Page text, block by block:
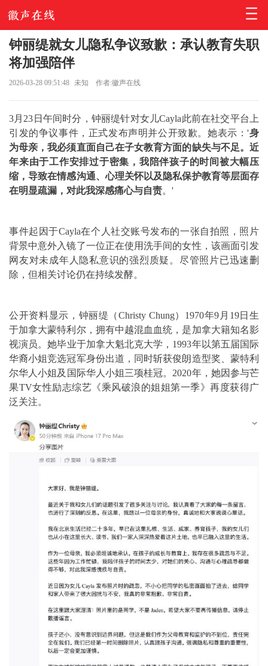
钟丽缇就女儿隐私争议致歉：承认教育失职
将加强陪伴
2026-03-28 09:51:48 未知 作者:徽声在线
3月23日午间时分，钟丽缇针对女儿Cayla此前在社交平台上
引发的争议事件，正式发布声明并公开致歉。她表示：'身
为母亲，我必须直面自己在子女教育方面的缺失与不足。近
年来由于工作安排过于密集，我陪伴孩子的时间被大幅压
缩，导致在情感沟通、心理关怀以及隐私保护教育等层面存
在明显疏漏，对此我深感痛心与自责。'
事件起因于Cayla在个人社交账号发布的一张自拍照，照片
背景中意外入镜了一位正在使用洗手间的女性，该画面引发
网友对未成年人隐私意识的强烈质疑。尽管照片已迅速删
除，但相关讨论仍在持续发酵。
公开资料显示，钟丽缇（Christy Chung）1970年9月19日生
于加拿大蒙特利尔，拥有中越混血血统，是加拿大籍知名影
视演员。她毕业于加拿大魁北克大学，1993年以第五届国际
华裔小姐竞选冠军身份出道，同时斩获俊朗造型奖、蒙特利
尔华人小姐及国际华人小姐三项桂冠。2020年，她因参与芒
果TV女性励志综艺《乘风破浪的姐姐第一季》再度获得广
泛关注。